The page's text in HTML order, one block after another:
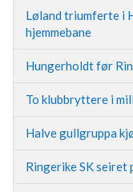
Løland triumferte i
hjemmebane
Hungerholdt før
To klubbryttere i
Halve gullgruppa
Ringerike SK seiret